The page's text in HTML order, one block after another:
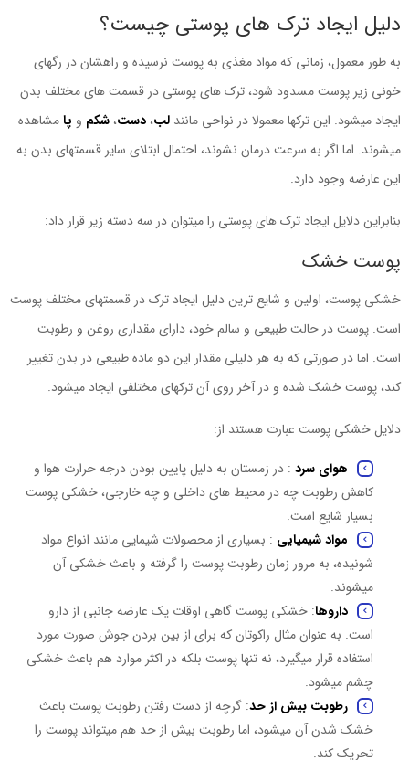
دلیل ایجاد ترک های پوستی چیست؟
به طور معمول، زمانی که مواد مغذی به پوست نرسیده و راهشان در رگهای
خونی زیر پوست مسدود شود، ترک های پوستی در قسمت های مختلف بدن
ایجاد میشود. این ترکها معمولا در نواحی مانندلب،دست، شکم و پامشاهده
میشوند. اما اگر به سرعت درمان نشوند، احتمال ابتلای سایر قسمتهای بدن به
این عارضه وجود دارد.
بنابراین دلایل ایجاد ترک های پوستی را میتوان در سه دسته زیر قرار داد:
پوست خشک
خشکی پوست، اولین و شایع ترین دلیل ایجاد ترک در قسمتهای مختلف پوست
است. پوست در حالت طبیعی و سالم خود، دارای مقداری روغن و رطوبت
است. اما در صورتی که به هر دلیلی مقدار این دو ماده طبیعی در بدن تغییر
کند، پوست خشک شده و در آخر روی آن ترکهای مختلفی ایجاد میشود.
دلایل خشکی پوست عبارت هستند از:
هوای سرد : در زمستان به دلیل پایین بودن درجه حرارت هوا و
کاهش رطوبت چه در محیط های داخلی و چه خارجی، خشکی پوست
بسیار شایع است.
مواد شیمیایی : بسیاری از محصولات شیمایی مانند انواع مواد
شونیده، به مرور زمان رطوبت پوست را گرفته و باعث خشکی آن
میشوند.
داروها: خشکی پوست گاهی اوقات یک عارضه جانبی از دارو
است. به عنوان مثال راکوتان که برای از بین بردن جوش صورت مورد
استفاده قرار میگیرد، نه تنها پوست بلکه در اکثر موارد هم باعث خشکی
چشم میشود.
رطوبت بیش از حد: گرچه از دست رفتن رطوبت پوست باعث
خشک شدن آن میشود، اما رطوبت بیش از حد هم میتواند پوست را
تحریک کند.